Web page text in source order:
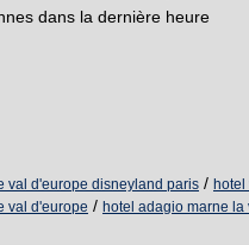
dans la dernière heure
val d'europe disneyland paris /
val d'europe / hotel adagio marne